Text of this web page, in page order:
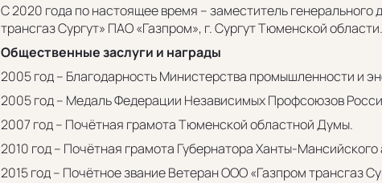
С 2020 года по настоящее время – заместитель
трансгаз Сургут» ПАО «Газпром», г. Сургут Тюменской области.
Общественные заслуги и награды
2005 год – Благодарность Министерства промышленности и
2005 год – Медаль Федерации Независимых Профсоюзов
2007 год – Почётная грамота Тюменской областной Думы.
2010 год – Почётная грамота Губернатора Ханты-
2015 год – Почётное звание Ветеран ООО «Газпром трансгаз